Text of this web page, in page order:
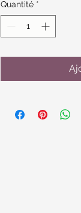
Quantité *